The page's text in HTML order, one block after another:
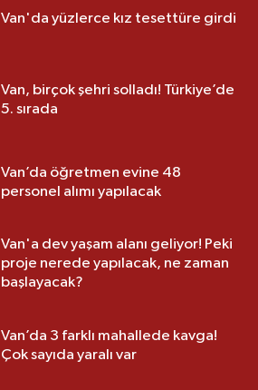
Van'da yüzlerce kız tesettüre girdi
Van, birçok şehri solladı! Türkiye’de
5. sırada
Van’da öğretmen evine 48
personel alımı yapılacak
Van'a dev yaşam alanı geliyor! Peki
proje nerede yapılacak, ne zaman
başlayacak?
Van’da 3 farklı mahallede kavga!
Çok sayıda yaralı var